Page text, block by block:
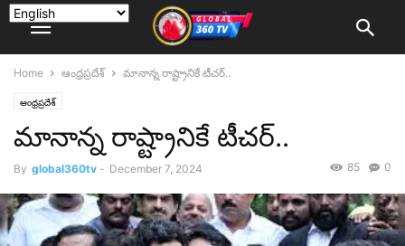
Home ఆంధ్రప్రదేశ్ మానాన్న రాష్ట్రానికే టీచర్..
ఆంధ్రప్రదేశ్
మానాన్న రాష్ట్రానికే టీచర్..
By global360tv - December 7, 2024 0
85